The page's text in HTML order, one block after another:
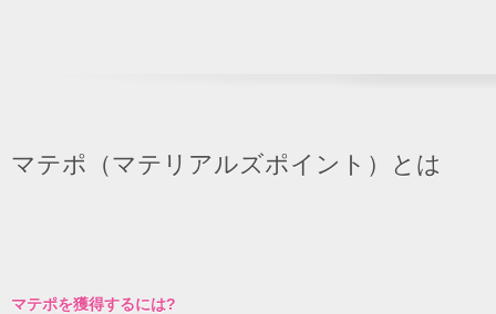
マテポ（マテリアルズポイント）とは
マテポを獲得するには?